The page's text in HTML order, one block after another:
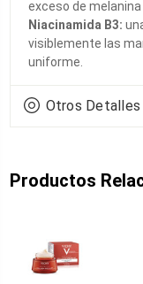
exceso de
Niacinamida B3:
visiblemente las
uniforme.
Otros Detalles
Productos